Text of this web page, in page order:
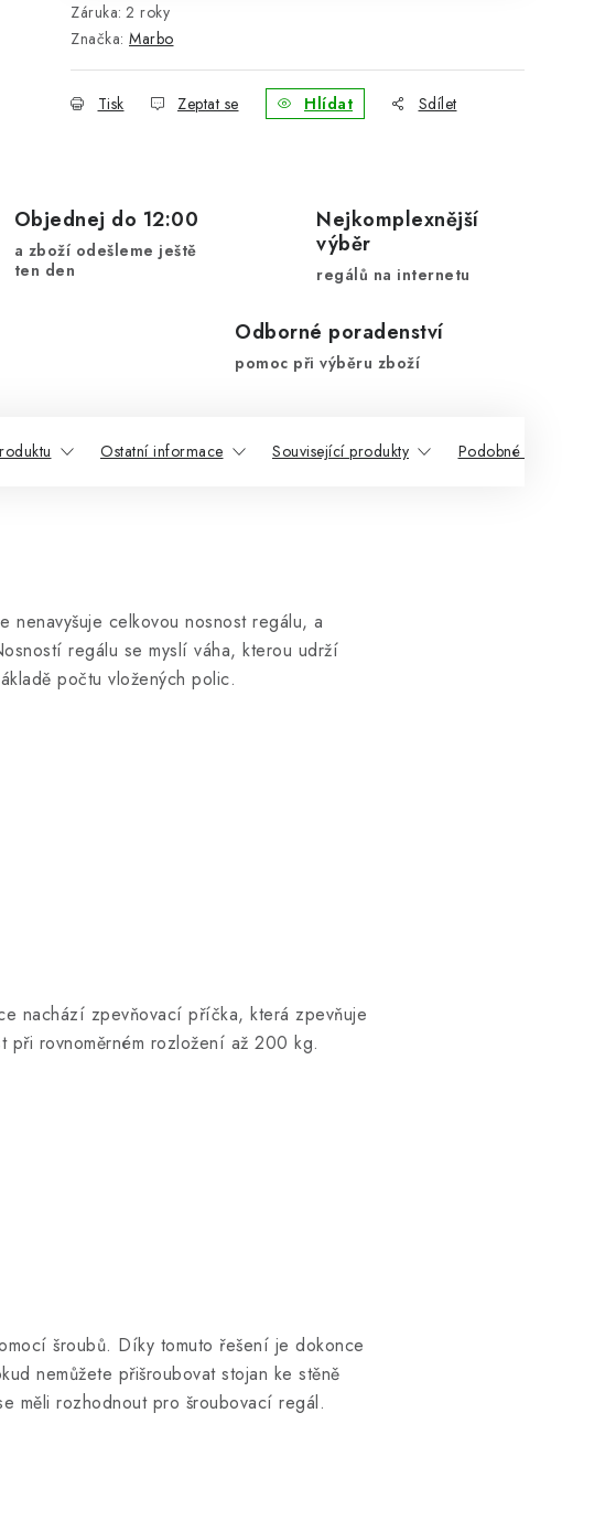
Záruka: 2 roky
Značka: Marbo
Tisk Zeptat se Hlídat Sdílet
Objednej do 12:00
a zboží odešleme ještě
ten den
Nejkomplexnější
výběr
regálů na internetu
Odborné poradenství
pomoc při výběru zboží
Ostatní informace Související produkty Podobné produkty
celkovou nosnost regálu, a
regálu se myslí váha, kterou udrží
počtu vložených polic.
nachází zpevňovací příčka, která zpevňuje
při rovnoměrném rozložení až 200 kg.
šroubů. Díky tomuto řešení je dokonce
nemůžete přišroubovat stojan ke stěně
měli rozhodnout pro šroubovací regál.